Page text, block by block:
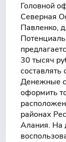
Головной
Северная
Павленко,
30 тысяч
составлять
Денежные
оформить
районах
Алания. На